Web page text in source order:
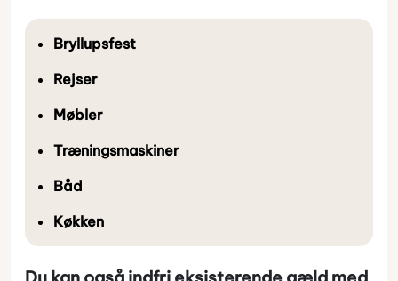
Bryllupsfest
Rejser
Møbler
Træningsmaskiner
Båd
Køkken